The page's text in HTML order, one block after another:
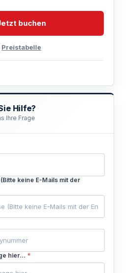
buchen
Preistabelle
Hilfe?
Ihre Frage
keine E-Mails mit der
hier... *